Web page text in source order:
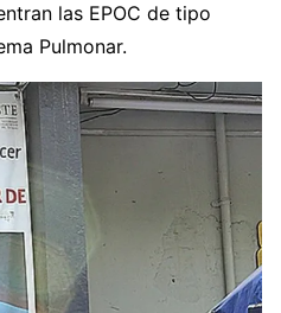
las EPOC de tipo
Pulmonar.